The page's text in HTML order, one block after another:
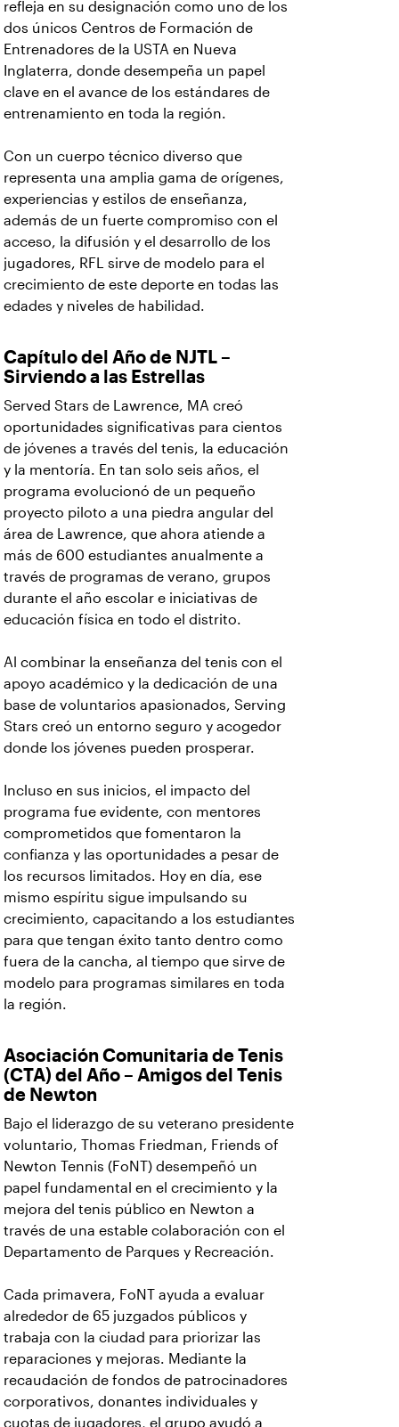
refleja en su designación como uno de los
dos únicos Centros de Formación de
Entrenadores de la USTA en Nueva
Inglaterra, donde desempeña un papel
clave en el avance de los estándares de
entrenamiento en toda la región.
Con un cuerpo técnico diverso que
representa una amplia gama de orígenes,
experiencias y estilos de enseñanza,
además de un fuerte compromiso con el
acceso, la difusión y el desarrollo de los
jugadores, RFL sirve de modelo para el
crecimiento de este deporte en todas las
edades y niveles de habilidad.
Capítulo del Año de NJTL –
Sirviendo a las Estrellas
Served Stars de Lawrence, MA creó
oportunidades significativas para cientos
de jóvenes a través del tenis, la educación
y la mentoría. En tan solo seis años, el
programa evolucionó de un pequeño
proyecto piloto a una piedra angular del
área de Lawrence, que ahora atiende a
más de 600 estudiantes anualmente a
través de programas de verano, grupos
durante el año escolar e iniciativas de
educación física en todo el distrito.
Al combinar la enseñanza del tenis con el
apoyo académico y la dedicación de una
base de voluntarios apasionados, Serving
Stars creó un entorno seguro y acogedor
donde los jóvenes pueden prosperar.
Incluso en sus inicios, el impacto del
programa fue evidente, con mentores
comprometidos que fomentaron la
confianza y las oportunidades a pesar de
los recursos limitados. Hoy en día, ese
mismo espíritu sigue impulsando su
crecimiento, capacitando a los estudiantes
para que tengan éxito tanto dentro como
fuera de la cancha, al tiempo que sirve de
modelo para programas similares en toda
la región.
Asociación Comunitaria de Tenis
(CTA) del Año – Amigos del Tenis
de Newton
Bajo el liderazgo de su veterano presidente
voluntario, Thomas Friedman, Friends of
Newton Tennis (FoNT) desempeñó un
papel fundamental en el crecimiento y la
mejora del tenis público en Newton a
través de una estable colaboración con el
Departamento de Parques y Recreación.
Cada primavera, FoNT ayuda a evaluar
alrededor de 65 juzgados públicos y
trabaja con la ciudad para priorizar las
reparaciones y mejoras. Mediante la
recaudación de fondos de patrocinadores
corporativos, donantes individuales y
cuotas de jugadores, el grupo ayudó a